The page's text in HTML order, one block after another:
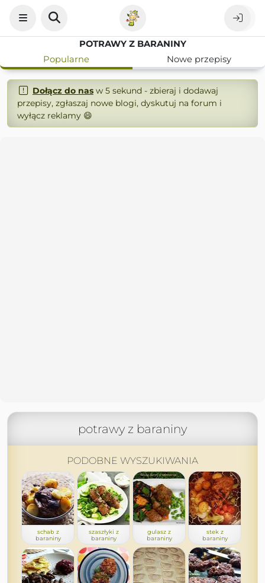
POTRAWY Z BARANINY
Popularne
Nowe przepisy
Dołącz do nasw 5 sekund - zbieraj i dodawaj
przepisy, zgłaszaj nowe blogi, dyskutuj na forum i
wyłącz reklamy 😄
potrawy z baraniny
PODOBNE WYSZUKIWANIA
schab z
baraniny
szaszłyki z
baraniny
gulasz z
baraniny
stek z
baraniny